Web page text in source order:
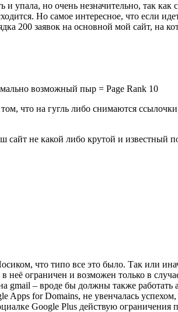
но очень незначительно, так как
Но самое интересное, что если
200 заявок на основной мой сайт, на
возможный пыр = Page Rank 10
что на гугль либо снимаются
сайт не какой либо крутой и известный
что типо все это было. Так или
ограничен и возможен только в
gmail – вроде бы должны также работать
Apps for Domains, не увенчалась
Google Plus действую ограничения